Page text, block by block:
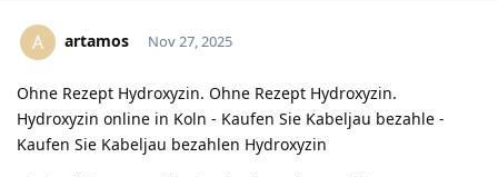
A artamos Nov 27, 2025
Ohne Rezept Hydroxyzin. Ohne Rezept Hydroxyzin.
Hydroxyzin online in Koln - Kaufen Sie Kabeljau bezahle -
Kaufen Sie Kabeljau bezahlen Hydroxyzin